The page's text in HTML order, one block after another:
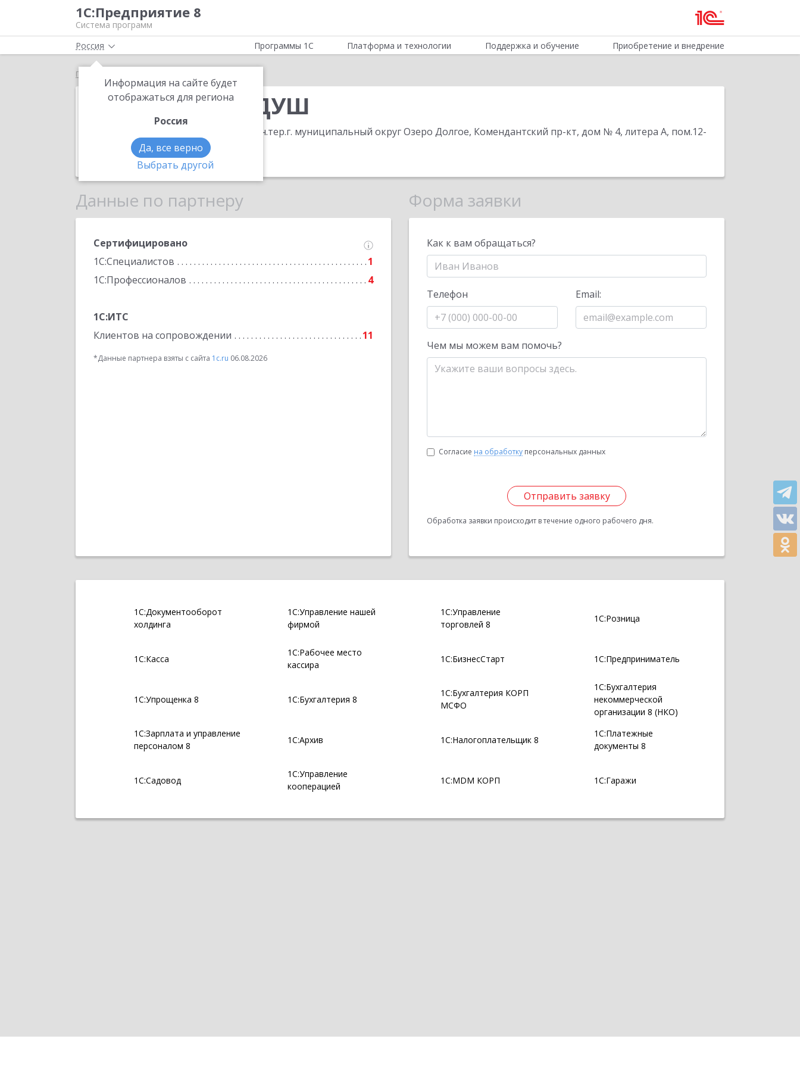
1С:Предприятие 8
Система программ
Россия
Информация на сайте будет
отображаться для региона
Россия
Да, все верно
Выбрать другой
Программы 1С Платформа и технологии Поддержка и обучение Приобретение и внедрение
Главная
Компания ДЕДУШ
197349, Санкт-Петербург г, вн.тер.г. муниципальный округ Озеро Долгое, Комендантский пр-кт, дом № 4, литера А, пом.12-
Н, офис 304В
Телефон:7 (812) 628-5358
Данные по партнеру
Сертифицировано
1С:Специалистов
1
1С:Профессионалов
4
1С:ИТС
Клиентов на сопровождении
11
*Данные партнера взяты с сайта 1c.ru 06.08.2026
Форма заявки
Как к вам обращаться?
Телефон Email:
Чем мы можем вам помочь?
Согласие на обработку персональных данных
Отправить заявку
Обработка заявки происходит в течение одного рабочего дня.
1С:Документооборот
холдинга
1С:Управление нашей
фирмой
1С:Управление
торговлей 8
1С:Розница
1С:Касса
1С:Рабочее место
кассира
1С:БизнесСтарт 1С:Предприниматель
1С:Упрощенка 8 1С:Бухгалтерия 8
1С:Бухгалтерия КОРП
МСФО
1С:Бухгалтерия
некоммерческой
организации 8 (НКО)
1С:Зарплата и управление
персоналом 8
1С:Архив 1С:Налогоплательщик 8
1С:Платежные
документы 8
1С:Садовод
1С:Управление
кооперацией
1С:MDM КОРП 1С:Гаражи